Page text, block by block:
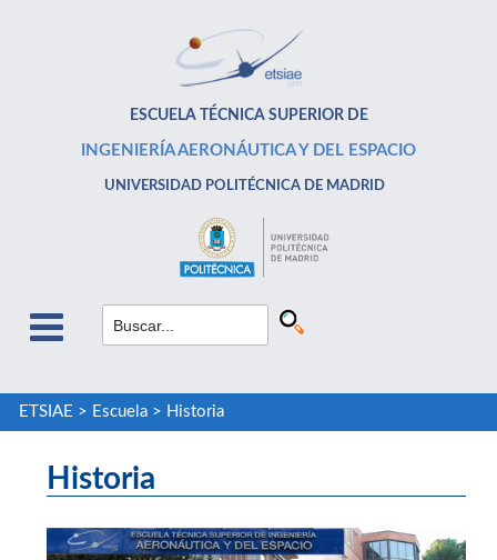
ESCUELA TÉCNICA SUPERIOR DE
INGENIERÍA AERONÁUTICA Y DEL ESPACIO
UNIVERSIDAD POLITÉCNICA DE MADRID
ETSIAE > Escuela> Historia
Historia